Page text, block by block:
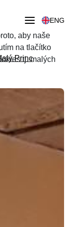
ENG
Princ
aby naše
na tlačítko
tj. malých